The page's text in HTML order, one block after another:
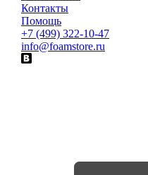
Контакты
Помощь
+7 (499) 322-10-47
info@foamstore.ru